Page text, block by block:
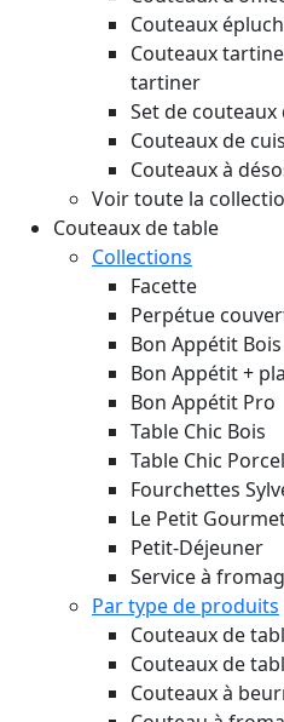
Couteaux
Couteaux
tartiner
Set de couteaux
Couteaux de
Couteaux à
Voir toute la
Couteaux de table
Collections
Facette
Perpétue
Bon Appétit Bois
Bon Appétit +
Bon Appétit Pro
Table Chic Bois
Table Chic
Fourchettes
Le Petit
Petit-Déjeuner
Service à
Par type de produits
Couteaux de
Couteaux de
Couteaux à